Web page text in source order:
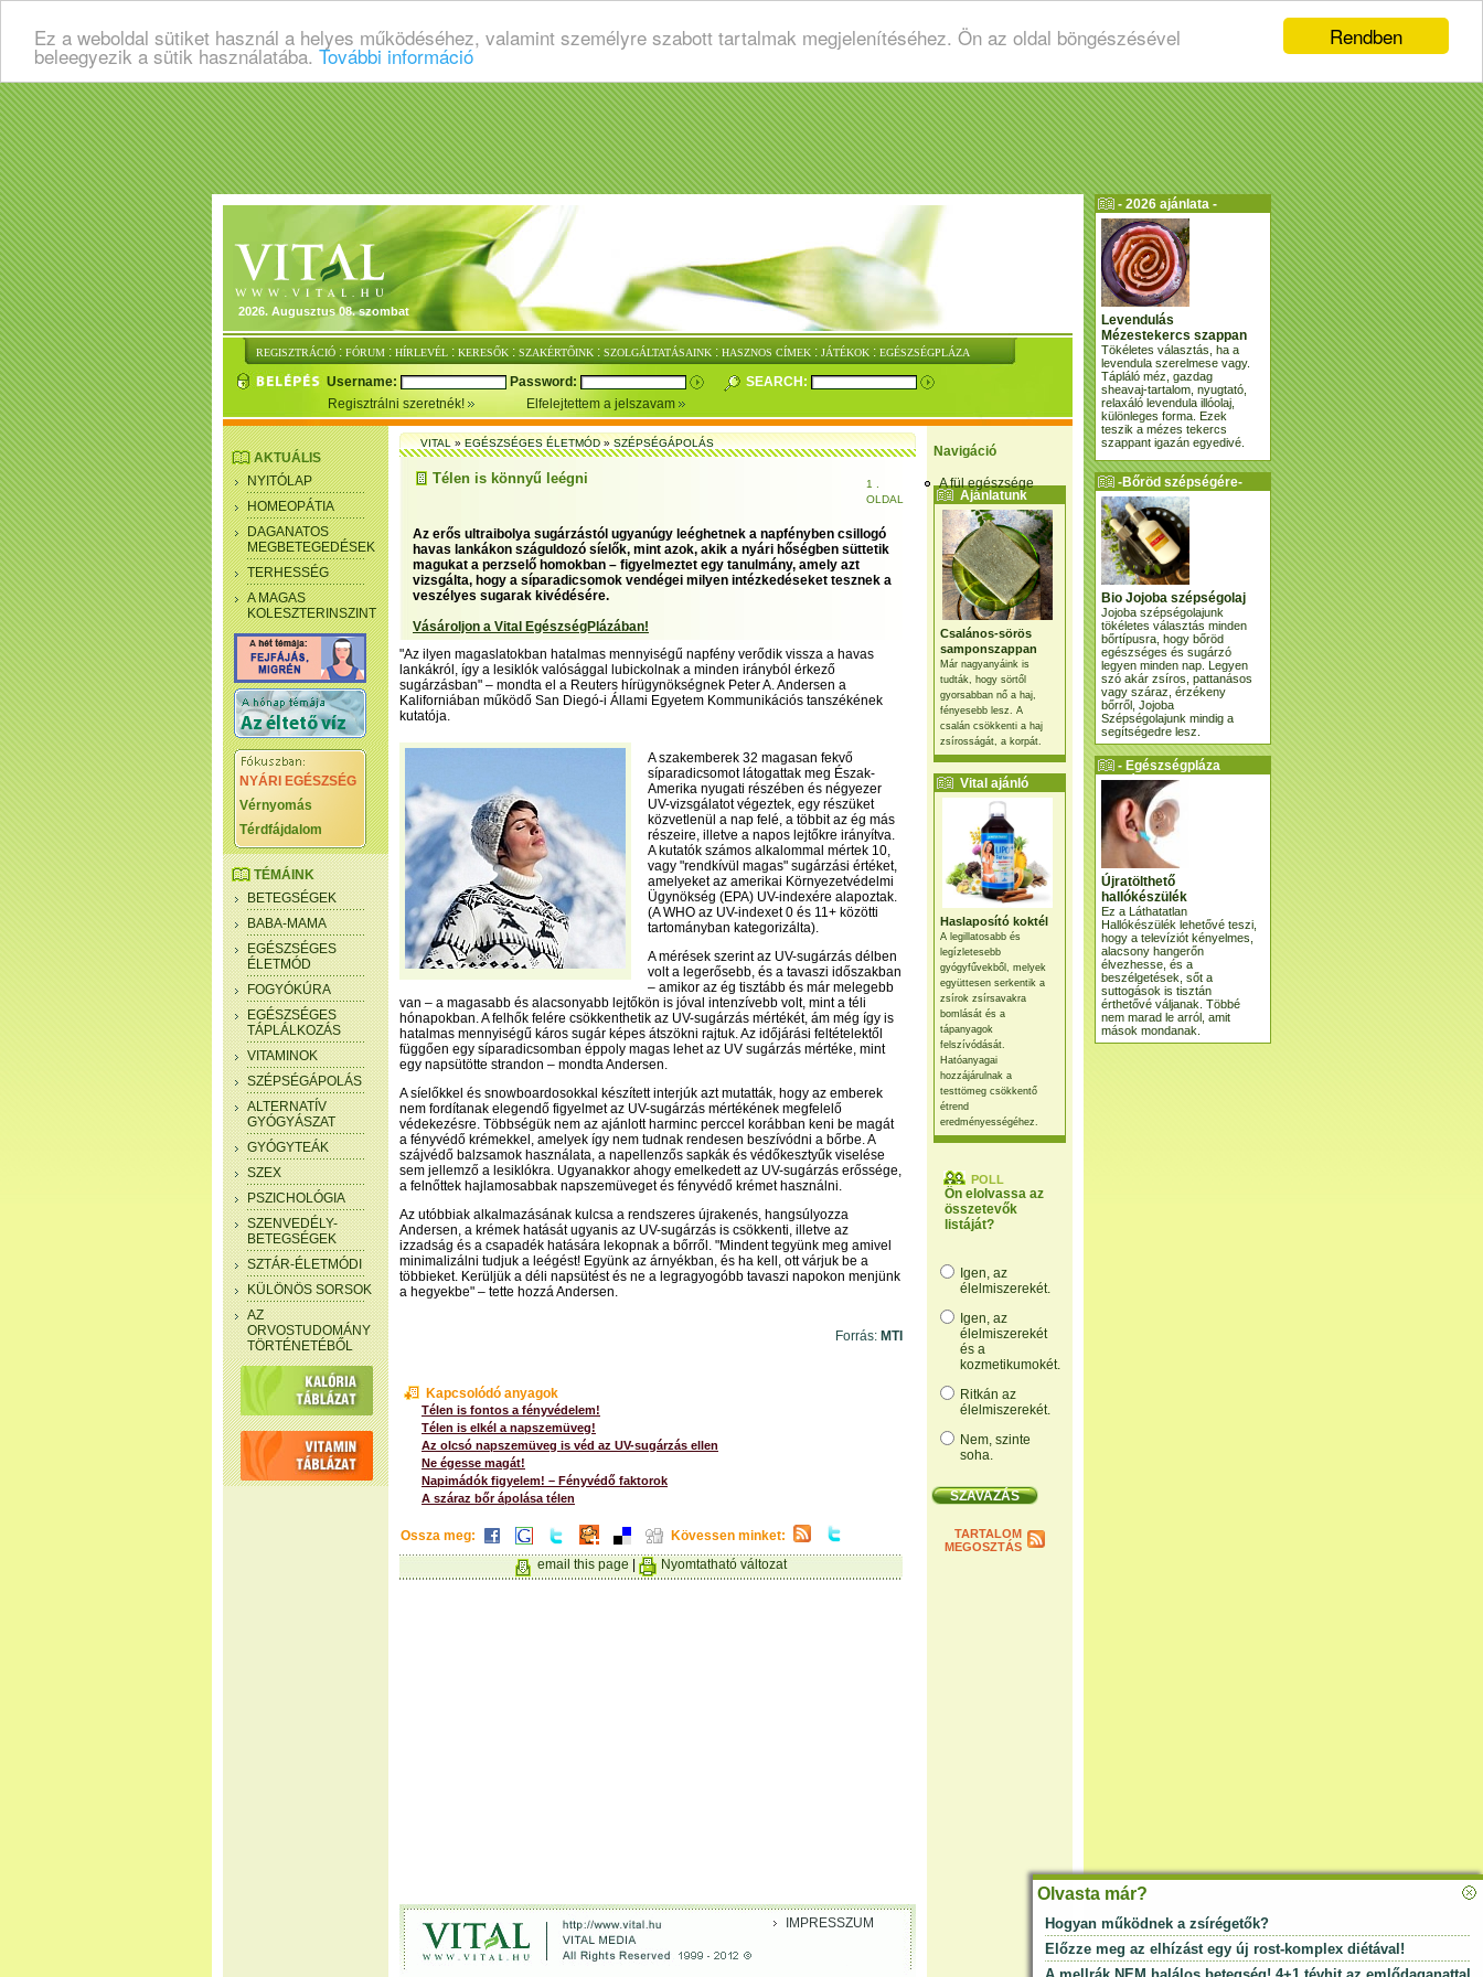
Rendben
Ez a weboldal sütiket használ a helyes működéséhez, valamint személyre szabott tartalmak megjelenítéséhez. Ön az oldal böngészésével
beleegyezik a sütik használatába. További információ
2026. Augusztus 08. szombat
REGISZTRÁCIÓ : FÓRUM : HÍRLEVÉL : KERESŐK : SZAKÉRTŐINK : SZOLGÁLTATÁSAINK : HASZNOS CÍMEK : JÁTÉKOK : EGÉSZSÉGPLÁZA
Username: Password:
SEARCH:
Regisztrálni szeretnék!
Elfelejtettem a jelszavam
Navigáció
A fül egészsége
Ajánlatunk
Csalános-sörös
samponszappan
Már nagyanyáink is
tudták, hogy sörtől
gyorsabban nő a haj,
fényesebb lesz. A
csalán csökkenti a haj
zsírosságát, a korpát.
Vital ajánló
Haslaposító koktél
A legillatosabb és
legízletesebb
gyógyfűvekből, melyek
együttesen serkentik a
zsírok zsírsavakra
bomlását és a
tápanyagok
felszívódását.
Hatóanyagai
hozzájárulnak a
testtömeg csökkentő
étrend
eredményességéhez.
POLL
Ön elolvassa az
összetevők
listáját?
Igen, az
élelmiszerekét.
Igen, az
élelmiszerekét
és a
kozmetikumokét.
Ritkán az
élelmiszerekét.
Nem, szinte
soha.
TARTALOM
MEGOSZTÁS
AKTUÁLIS
NYITÓLAP
HOMEOPÁTIA
DAGANATOS
MEGBETEGEDÉSEK
TERHESSÉG
A MAGAS
KOLESZTERINSZINT
NYÁRI EGÉSZSÉG
Vérnyomás
Térdfájdalom
TÉMÁINK
BETEGSÉGEK
BABA-MAMA
EGÉSZSÉGES
ÉLETMÓD
FOGYÓKÚRA
EGÉSZSÉGES
TÁPLÁLKOZÁS
VITAMINOK
SZÉPSÉGÁPOLÁS
ALTERNATÍV
GYÓGYÁSZAT
GYÓGYTEÁK
SZEX
PSZICHOLÓGIA
SZENVEDÉLY-
BETEGSÉGEK
SZTÁR-ÉLETMÓDI
KÜLÖNÖS SORSOK
AZ
ORVOSTUDOMÁNY
TÖRTÉNETÉBŐL
VITAL»EGÉSZSÉGES ÉLETMÓD»SZÉPSÉGÁPOLÁS
Télen is könnyű leégni
1 .
OLDAL
Az erős ultraibolya sugárzástól ugyanúgy leéghetnek a napfényben csillogó
havas lankákon száguldozó síelők, mint azok, akik a nyári hőségben süttetik
magukat a perzselő homokban – figyelmeztet egy tanulmány, amely azt
vizsgálta, hogy a síparadicsomok vendégei milyen intézkedéseket tesznek a
veszélyes sugarak kivédésére.
Vásároljon a Vital EgészségPlázában!
"Az ilyen magaslatokban hatalmas mennyiségű napfény verődik vissza a havas
lankákról, így a lesiklók valósággal lubickolnak a minden irányból érkező
sugárzásban" – mondta el a Reuters hírügynökségnek Peter A. Andersen a
Kaliforniában működő San Diegó-i Állami Egyetem Kommunikációs tanszékének
kutatója.
A szakemberek 32 magasan fekvő
síparadicsomot látogattak meg Észak-
Amerika nyugati részében és négyezer
UV-vizsgálatot végeztek, egy részüket
közvetlenül a nap felé, a többit az ég más
részeire, illetve a napos lejtőkre irányítva.
A kutatók számos alkalommal mértek 10,
vagy "rendkívül magas" sugárzási értéket,
amelyeket az amerikai Környezetvédelmi
Ügynökség (EPA) UV-indexére alapoztak.
(A WHO az UV-indexet 0 és 11+ közötti
tartományban kategorizálta).
A mérések szerint az UV-sugárzás délben
volt a legerősebb, és a tavaszi időszakban
– amikor az ég tisztább és már melegebb
van – a magasabb és alacsonyabb lejtőkön is jóval intenzívebb volt, mint a téli
hónapokban. A felhők felére csökkenthetik az UV-sugárzás mértékét, ám még így is
hatalmas mennyiségű káros sugár képes átszökni rajtuk. Az időjárási feltételektől
függően egy síparadicsomban éppoly magas lehet az UV sugárzás mértéke, mint
egy napsütötte strandon – mondta Andersen.
A síelőkkel és snowboardosokkal készített interjúk azt mutatták, hogy az emberek
nem fordítanak elegendő figyelmet az UV-sugárzás mértékének megfelelő
védekezésre. Többségük nem az ajánlott harminc perccel korábban keni be magát
a fényvédő krémekkel, amelyek így nem tudnak rendesen beszívódni a bőrbe. A
szájvédő balzsamok használata, a napellenzős sapkák és védőkesztyűk viselése
sem jellemző a lesiklókra. Ugyanakkor ahogy emelkedett az UV-sugárzás erőssége,
a felnőttek hajlamosabbak napszemüveget és fényvédő krémet használni.
Az utóbbiak alkalmazásának kulcsa a rendszeres újrakenés, hangsúlyozza
Andersen, a krémek hatását ugyanis az UV-sugárzás is csökkenti, illetve az
izzadság és a csapadék hatására lekopnak a bőrről. "Mindent tegyünk meg amivel
minimalizálni tudjuk a leégést! Együnk az árnyékban, és ha kell, ott várjuk be a
többieket. Kerüljük a déli napsütést és ne a legragyogóbb tavaszi napokon menjünk
a hegyekbe" – tette hozzá Andersen.
Forrás: MTI
Kapcsolódó anyagok
Télen is fontos a fényvédelem!
Télen is elkél a napszemüveg!
Az olcsó napszemüveg is véd az UV-sugárzás ellen
Ne égesse magát!
Napimádók figyelem! – Fényvédő faktorok
A száraz bőr ápolása télen
Ossza meg:
Kövessen minket:
email this page
Nyomtatható változat
Olvasta már?
Hogyan működnek a zsírégetők?
Előzze meg az elhízást egy új rost-komplex diétával!
IMPRESSZUM
- 2026 ajánlata -
Levendulás
Mézestekercs szappan
Tökéletes választás, ha a
levendula szerelmese vagy.
Tápláló méz, gazdag
sheavaj-tartalom, nyugtató,
relaxáló levendula illóolaj,
különleges forma. Ezek
teszik a mézes tekercs
szappant igazán egyedivé.
-Bőröd szépségére-
Bio Jojoba szépségolaj
Jojoba szépségolajunk
tökéletes választás minden
bőrtípusra, hogy bőröd
egészséges és sugárzó
legyen minden nap. Legyen
szó akár zsíros, pattanásos
vagy száraz, érzékeny
bőrről, Jojoba
Szépségolajunk mindig a
segítségedre lesz.
- Egészségpláza
ajánlatunk -
Újratölthető
hallókészülék
Ez a Láthatatlan
Hallókészülék lehetővé teszi,
hogy a televíziót kényelmes,
alacsony hangerőn
élvezhesse, és a
beszélgetések, sőt a
suttogások is tisztán
érthetővé váljanak. Többé
nem marad le arról, amit
mások mondanak.